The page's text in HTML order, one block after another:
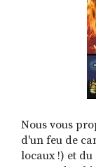
Nous vous
d'un feu de
locaux !) et du